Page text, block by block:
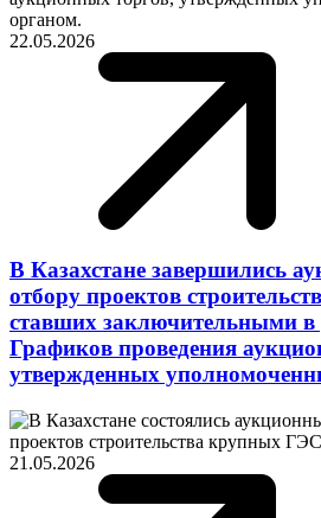
22.05.2026
В Казахстане завершились
отбору проектов
ставших заключительными
Графиков проведения
утвержденных
21.05.2026